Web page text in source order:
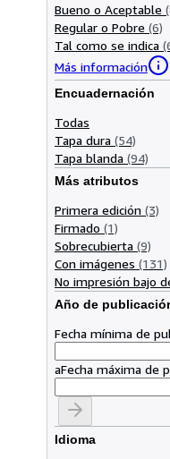
Bueno o Aceptable
Regular o Pobre (6)
Tal como se indica
Más información
Encuadernación
Todas
Tapa dura (54)
Tapa blanda (94)
Más atributos
Primera edición (3)
Firmado (1)
Sobrecubierta (9)
Con imágenes (131)
No impresión bajo
Año de
Fecha mínima de
aFecha máxima de
Idioma